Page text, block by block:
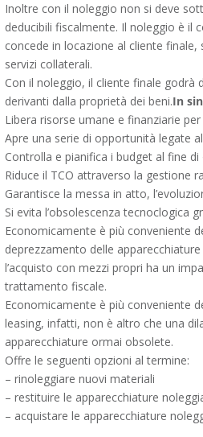
Inoltre con il noleggio non si deve
deducibili fiscalmente. Il noleggio è il
concede in locazione al cliente
servizi collaterali.
Con il noleggio, il cliente finale godrà
derivanti dalla proprietà dei beni.In
Libera risorse umane e finanziarie
Apre una serie di opportunità legate
Controlla e pianifica i budget al fine
Riduce il TCO attraverso la gestione
Garantisce la messa in atto,
Si evita l’obsolescenza tecnoclogica
Economicamente è più conveniente
deprezzamento delle
l’acquisto con mezzi propri ha un
trattamento fiscale.
Economicamente è più conveniente
leasing, infatti, non è altro che una
apparecchiature ormai obsolete.
Offre le seguenti opzioni al termine:
– rinoleggiare nuovi materiali
– restituire le apparecchiature
– acquistare le apparecchiature